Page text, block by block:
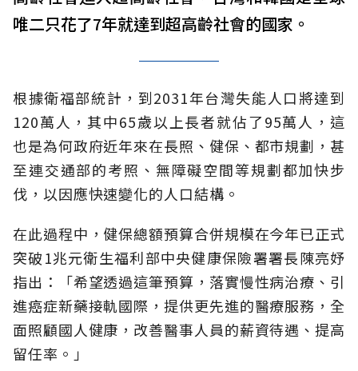
唯二只花了7年就達到超高齡社會的國家。
根據衛福部統計，到2031年台灣失能人口將達到
120萬人，其中65歲以上長者就佔了95萬人，這
也是為何政府近年來在長照、健保、都市規劃，甚
至連交通部的考照、無障礙空間等規劃都加快步
伐，以因應快速變化的人口結構。
在此過程中，健保總額預算合併規模在今年已正式
突破1兆元衛生福利部中央健康保險署署長陳亮妤
指出：「希望透過這筆預算，落實慢性病治療、引
進癌症新藥接軌國際，提供更先進的醫療服務，全
面照顧國人健康，改善醫事人員的薪資待遇、提高
留任率。」